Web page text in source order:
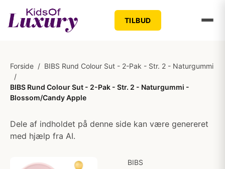
TILBUD
Forside / BIBS Rund Colour Sut - 2-Pak - Str. 2 - Naturgummi
/
BIBS Rund Colour Sut - 2-Pak - Str. 2 - Naturgummi -
Blossom/Candy Apple
Dele af indholdet på denne side kan være genereret
med hjælp fra AI.
BIBS